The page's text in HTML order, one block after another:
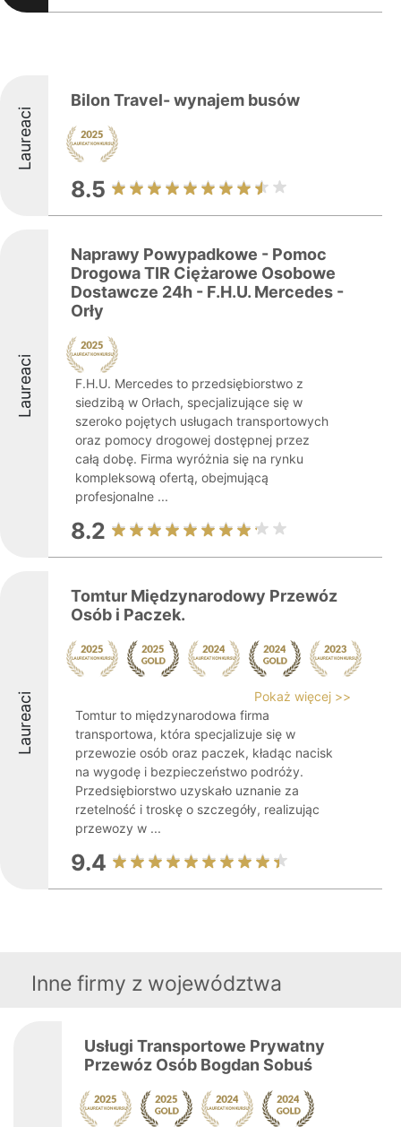
Laureaci
Bilon Travel- wynajem busów
8.5
Laureaci
Naprawy Powypadkowe - Pomoc
Drogowa TIR Ciężarowe Osobowe
Dostawcze 24h - F.H.U. Mercedes -
Orły
F.H.U. Mercedes to przedsiębiorstwo z
siedzibą w Orłach, specjalizujące się w
szeroko pojętych usługach transportowych
oraz pomocy drogowej dostępnej przez
całą dobę. Firma wyróżnia się na rynku
kompleksową ofertą, obejmującą
profesjonalne ...
8.2
Laureaci
Tomtur Międzynarodowy Przewóz
Osób i Paczek.
Pokaż więcej >>
Tomtur to międzynarodowa firma
transportowa, która specjalizuje się w
przewozie osób oraz paczek, kładąc nacisk
na wygodę i bezpieczeństwo podróży.
Przedsiębiorstwo uzyskało uznanie za
rzetelność i troskę o szczegóły, realizując
przewozy w ...
9.4
Inne firmy z województwa
Usługi Transportowe Prywatny
Przewóz Osób Bogdan Sobuś